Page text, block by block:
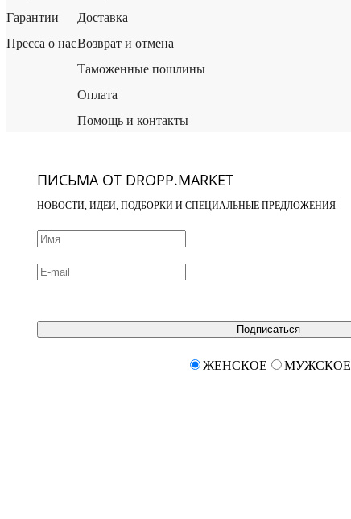
Гарантии
Пресса о нас
Доставка
Возврат и отмена
Таможенные пошлины
Оплата
Помощь и контакты
ПИСЬМА ОТ DROPP.MARKET
НОВОСТИ, ИДЕИ, ПОДБОРКИ И СПЕЦИАЛЬНЫЕ ПРЕДЛОЖЕНИЯ
Подписаться
ЖЕНСКОЕ МУЖСКОЕ